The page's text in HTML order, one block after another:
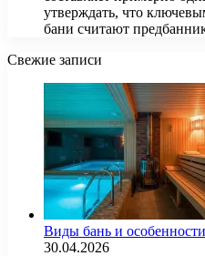
утверждать, что
бани считают
Свежие записи
Виды бань и
30.04.2026